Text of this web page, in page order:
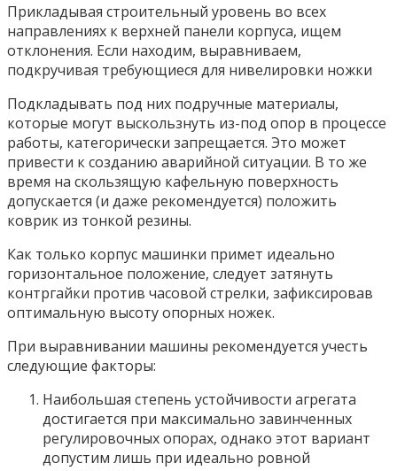
Прикладывая строительный уровень во всех
направлениях к верхней панели корпуса, ищем
отклонения. Если находим, выравниваем,
подкручивая требующиеся для нивелировки ножки
Подкладывать под них подручные материалы,
которые могут выскользнуть из-под опор в процессе
работы, категорически запрещается. Это может
привести к созданию аварийной ситуации. В то же
время на скользящую кафельную поверхность
допускается (и даже рекомендуется) положить
коврик из тонкой резины.
Как только корпус машинки примет идеально
горизонтальное положение, следует затянуть
контргайки против часовой стрелки, зафиксировав
оптимальную высоту опорных ножек.
При выравнивании машины рекомендуется учесть
следующие факторы:
Наибольшая степень устойчивости агрегата
достигается при максимально завинченных
регулировочных опорах, однако этот вариант
допустим лишь при идеально ровной